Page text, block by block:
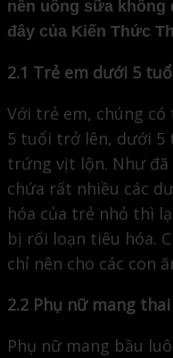
2.1 Trẻ em dưới 5
Với trẻ em, chúng
5 tuổi trở lên, dưới 5
trứng vịt lộn. Như
chứa rất nhiều các
hóa của trẻ nhỏ thì
bị rối loạn tiêu hóa.
chỉ nên cho các con
2.2 Phụ nữ mang thai
Phụ nữ mang bầu